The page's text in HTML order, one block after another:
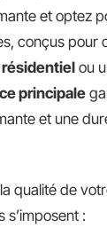
et optez
conçus pour
ou
principale
et une
qualité de
s’imposent :